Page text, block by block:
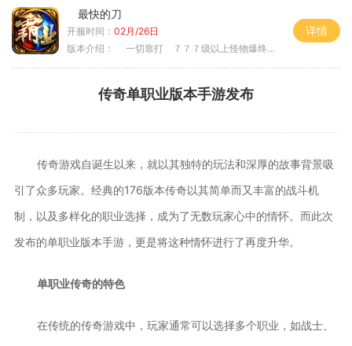
最快的刀
开服时间： 02月/26日
版本介绍：
一切靠打 ７７７级以上怪物爆终极
详情
传奇单职业版本手游发布
传奇游戏自诞生以来，就以其独特的玩法和深厚的故事背景吸
引了众多玩家。经典的176版本传奇以其简单而又丰富的战斗机
制，以及多样化的职业选择，成为了无数玩家心中的情怀。而此次
发布的单职业版本手游，更是将这种情怀进行了再度升华。
单职业传奇的特色
在传统的传奇游戏中，玩家通常可以选择多个职业，如战士、